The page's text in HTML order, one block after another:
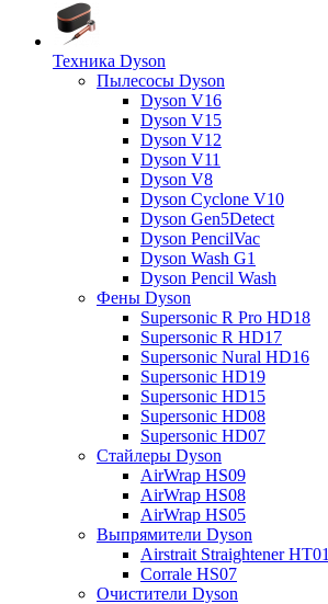
Техника Dyson
Пылесосы Dyson
Dyson V16
Dyson V15
Dyson V12
Dyson V11
Dyson V8
Dyson Cyclone V10
Dyson Gen5Detect
Dyson PencilVac
Dyson Wash G1
Dyson Pencil Wash
Фены Dyson
Supersonic R Pro HD18
Supersonic R HD17
Supersonic Nural HD16
Supersonic HD19
Supersonic HD15
Supersonic HD08
Supersonic HD07
Стайлеры Dyson
AirWrap HS09
AirWrap HS08
AirWrap HS05
Выпрямители Dyson
Airstrait Straightener HT01
Corrale HS07
Очистители Dyson